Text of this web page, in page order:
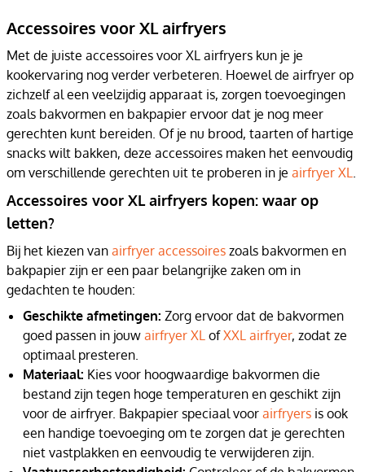
Accessoires voor XL airfryers
Met de juiste accessoires voor XL airfryers kun je je
kookervaring nog verder verbeteren. Hoewel de airfryer op
zichzelf al een veelzijdig apparaat is, zorgen toevoegingen
zoals bakvormen en bakpapier ervoor dat je nog meer
gerechten kunt bereiden. Of je nu brood, taarten of hartige
snacks wilt bakken, deze accessoires maken het eenvoudig
om verschillende gerechten uit te proberen in je airfryer XL.
Accessoires voor XL airfryers kopen: waar op
letten?
Bij het kiezen van airfryer accessoires zoals bakvormen en
bakpapier zijn er een paar belangrijke zaken om in
gedachten te houden:
Geschikte afmetingen: Zorg ervoor dat de bakvormen
goed passen in jouw airfryer XL ofXXL airfryer, zodat ze
optimaal presteren.
Materiaal: Kies voor hoogwaardige bakvormen die
bestand zijn tegen hoge temperaturen en geschikt zijn
voor de airfryer. Bakpapier speciaal voor airfryers is ook
een handige toevoeging om te zorgen dat je gerechten
niet vastplakken en eenvoudig te verwijderen zijn.